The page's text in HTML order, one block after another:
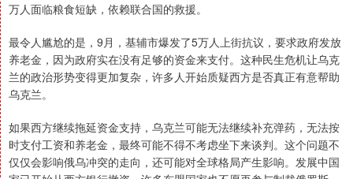
万人面临粮食短缺，依赖联合国的救援。
最令人尴尬的是，9月，基辅市爆发了5万人上街抗议，要求政府发放
养老金，因为政府实在没有足够的资金来支付。这种民生危机让乌克
兰的政治形势变得更加复杂，许多人开始质疑西方是否真正有意帮助
乌克兰。
如果西方继续拖延资金支持，乌克兰可能无法继续补充弹药，无法按
时支付工资和养老金，最终可能不得不考虑坐下来谈判。这个问题不
仅仅会影响俄乌冲突的走向，还可能对全球格局产生影响。发展中国